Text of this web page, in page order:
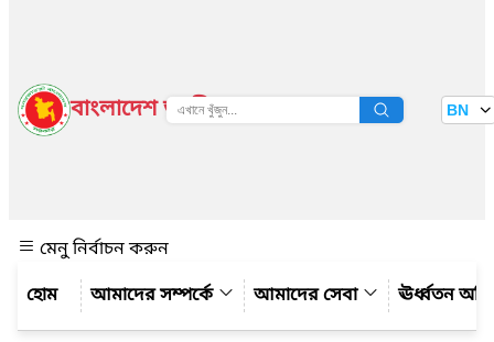
বাংলাদেশ জাতীয় তথ্য বাতায়ন BN
মেনু নির্বাচন করুন
আমাদের সম্পর্কে
আমাদের সেবা ঊর্ধ্বতন